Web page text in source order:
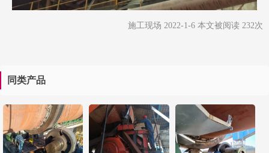
施工现场 2022-1-6 本文被阅读 232次
同类产品